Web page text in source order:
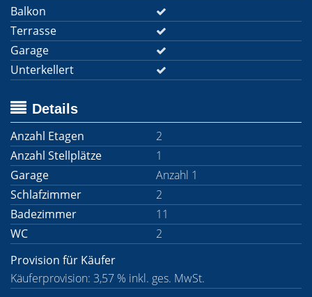
Balkon
Terrasse
Garage
Unterkellert
Details
Anzahl Etagen
2
Anzahl Stellplätze
1
Garage
Anzahl 1
Schlafzimmer
2
Badezimmer
11
WC
2
Provision für Käufer
Käuferprovision: 3,57 % inkl. ges. MwSt.